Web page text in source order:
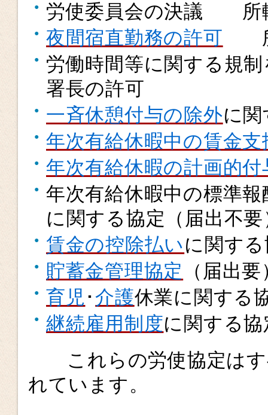
労使委員会の決議 所
夜間宿直勤務の許可 所
労働時間等に関する規
署長の許可
一斉休憩付与の除外に
年次有給休暇中の賃金支
年次有給休暇の計画的付
年次有給休暇中の標準
に関する協定（届出不要
賃金の控除払いに関す
貯蓄金管理協定
（届出要
育児･介護休業に関する
継続雇用制度に関する
これらの労使協定はす
れています。